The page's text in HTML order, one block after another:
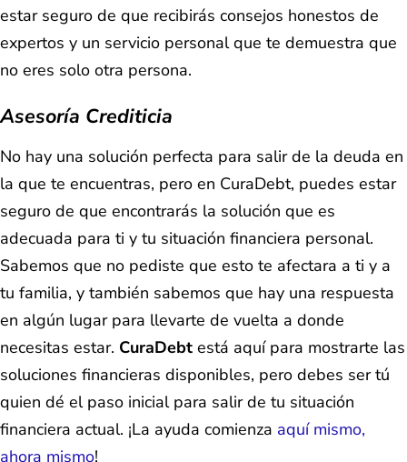
estar seguro de que recibirás consejos honestos de
expertos y un servicio personal que te demuestra que
no eres solo otra persona.
Asesoría Crediticia
No hay una solución perfecta para salir de la deuda en
la que te encuentras, pero en CuraDebt, puedes estar
seguro de que encontrarás la solución que es
adecuada para ti y tu situación financiera personal.
Sabemos que no pediste que esto te afectara a ti y a
tu familia, y también sabemos que hay una respuesta
en algún lugar para llevarte de vuelta a donde
necesitas estar. CuraDebt está aquí para mostrarte las
soluciones financieras disponibles, pero debes ser tú
quien dé el paso inicial para salir de tu situación
financiera actual. ¡La ayuda comienza aquí mismo,
ahora mismo!